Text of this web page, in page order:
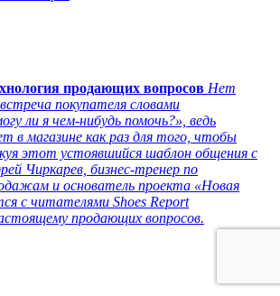
продающих вопросов Нет
покупателя словами
ли я чем-нибудь помочь?», ведь
в магазине как раз для того, чтобы
этот устоявшийся шаблон общения с
Чиркарев, бизнес-тренер по
и основатель проекта «Новая
с читателями Shoes Report
продающих вопросов.